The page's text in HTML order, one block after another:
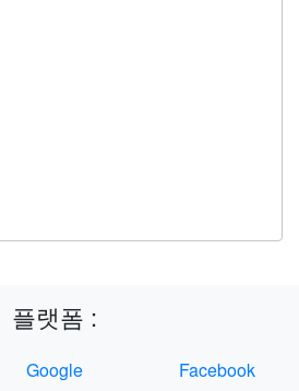
플랫폼 :
Google
Facebook